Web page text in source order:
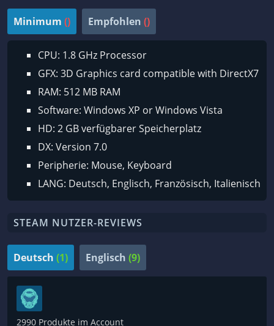
Minimum () Empfohlen ()
CPU: 1.8 GHz Processor
GFX: 3D Graphics card compatible with DirectX7
RAM: 512 MB RAM
Software: Windows XP or Windows Vista
HD: 2 GB verfügbarer Speicherplatz
DX: Version 7.0
Peripherie: Mouse, Keyboard
LANG: Deutsch, Englisch, Französisch, Italienisch
STEAM NUTZER-REVIEWS
Deutsch (1) Englisch (9)
2990 Produkte im Account